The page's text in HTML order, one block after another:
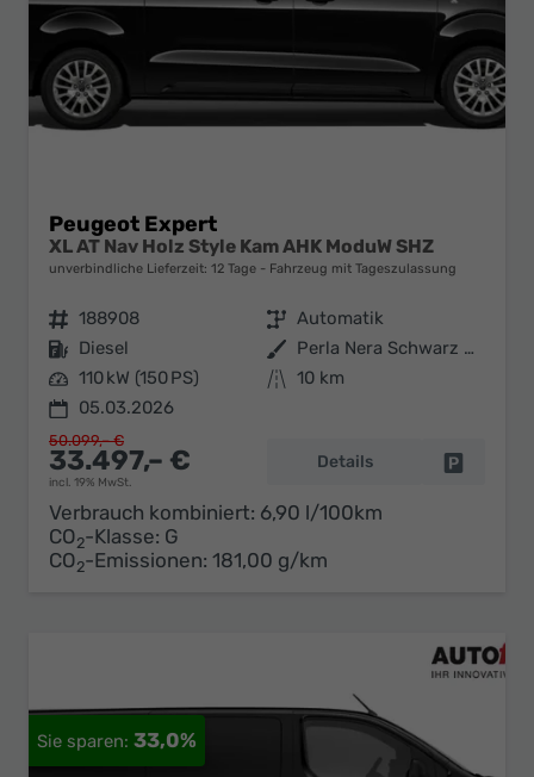
Peugeot Expert
XL AT Nav Holz Style Kam AHK ModuW SHZ
unverbindliche Lieferzeit: 12 Tage Fahrzeug mit Tageszulassung
Fahrzeugnr. 188908 Getriebe Automatik
Kraftstoff Diesel Außenfarbe
Perla Nera Schwarz Metallic
Leistung 110 kW (150 PS) Kilometerstand 10 km
05.03.2026
33.497,– €
incl. 19% MwSt.
50.099,– €
Details
Verbrauch kombiniert: 6,90 l/100km
CO2-Klasse: G
CO2-Emissionen: 181,00 g/km
33,0%